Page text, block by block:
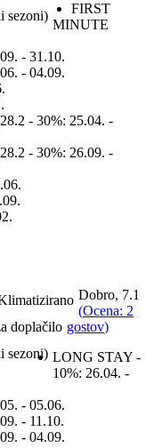
FIRST
MINUTE
- 31.10.
- 04.09.
- 30%: 25.04. -
- 30%: 26.09. -
Dobro, 7.1
(Ocena: 2
gostov)
LONG STAY -
10%: 26.04. -
- 05.06.
- 11.10.
- 04.09.